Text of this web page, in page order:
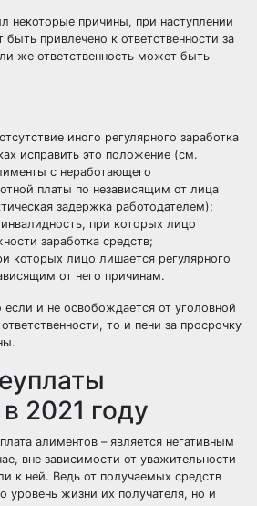
некоторые причины, при наступлении
привлечено к ответственности за
же ответственность может быть
иного регулярного заработка
исправить это положение (см.
с неработающего
платы по независящим от лица
задержка работодателем);
при которых лицо
заработка средств;
которых лицо лишается регулярного
от него причинам.
если и не освобождается от уголовной
то и пени за просрочку
2021 году
алиментов – является негативным
вне зависимости от уважительности
к ней. Ведь от получаемых средств
уровень жизни их получателя, но и